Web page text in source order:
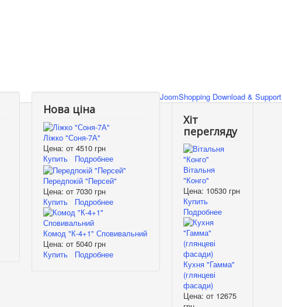
JoomShopping Download & Support
Нова ціна
Ліжко "Соня-7А"
Цена: от 4510 грн
Купить
Подробнее
Передпокій "Персей"
Цена: от 7030 грн
Купить
Подробнее
Комод "К-4+1" Сповивальний
Цена: от 5040 грн
Купить
Подробнее
Хіт
перегляду
Вітальня
"Конго"
Цена: 10530 грн
Купить
Подробнее
Кухня "Гамма"
(глянцеві
фасади)
Цена: от 12675